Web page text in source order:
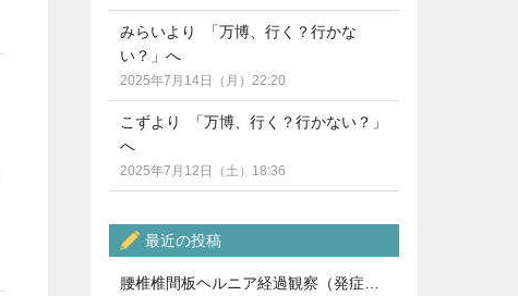
みらいより 「万博、行く？行かな
い？」へ
2025年7月14日（月）22:20
こずより 「万博、行く？行かない？」
へ
2025年7月12日（土）18:36
最近の投稿